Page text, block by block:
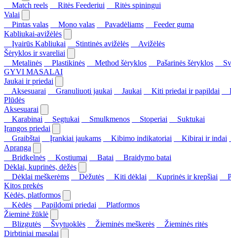
Match reels
Ritės Feederiui
Ritės spiningui
Valai
Pintas valas
Mono valas Pavadėliams
Feeder guma
Kabliukai-avižėlės
Įvairūs Kabliukai
Stintinės avižėlės
Avižėlės
Šėryklos ir svareliai
Metalinės
Plastikinės Method šėryklos Pašarinės šėryklos
GYVI MASALAI
Jaukai ir priedai
Aksesuarai
Granuliuoti jaukai Jaukai Kiti priedai ir papildai
Plūdės
Aksesuarai
Karabinai
Segtukai Smulkmenos Stoperiai
Suktukai
Įrangos priedai
Graibštai
Įrankiai jaukams Kibimo indikatoriai Kibirai ir indai
Apranga
Bridkelnės
Kostiumai Batai
Braidymo batai
Dėklai, kuprinės, dėžės
Dėklai meškerėms
Dėžutės Kiti dėklai Kuprinės ir krepšiai
Kitos prekės
Kėdės, platformos
Kėdės
Papildomi priedai
Platformos
Žieminė žūklė
Blizgutės
Švytuoklės Žieminės meškerės
Žieminės ritės
Dirbtiniai masalai